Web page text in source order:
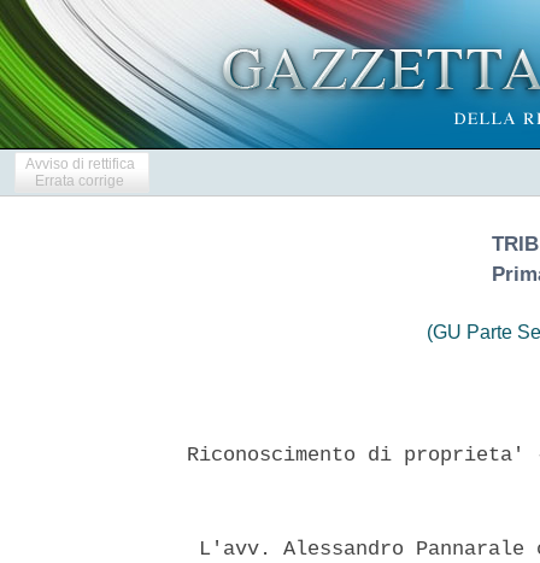
Avviso di rettifica
Errata corrige
(GU Parte
Riconoscimento di proprieta'
L'avv. Alessandro Pannarale